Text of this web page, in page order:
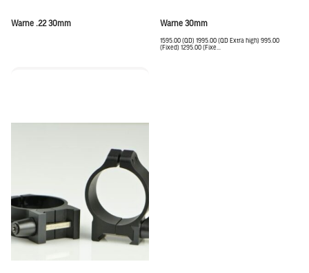
Warne .22 30mm Warne 30mm
1595.00 (QD) 1995.00 (QD Extra high) 995.00
(Fixed) 1295.00 (Fixe...